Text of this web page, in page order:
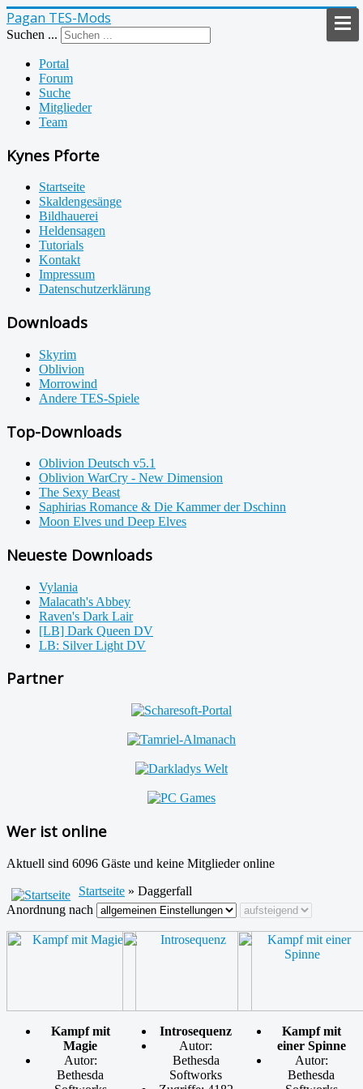
Pagan TES-Mods
Suchen ...
Portal
Forum
Suche
Mitglieder
Team
Kynes Pforte
Startseite
Skaldengesänge
Bildhauerei
Heldensagen
Tutorials
Kontakt
Impressum
Datenschutzerklärung
Downloads
Skyrim
Oblivion
Morrowind
Andere TES-Spiele
Top-Downloads
Oblivion Deutsch v5.1
Oblivion WarCry - New Dimension
The Sexy Beast
Saphirias Romance & Die Kammer der Dschinn
Moon Elves und Deep Elves
Neueste Downloads
Vylania
Malacath's Abbey
Raven's Dark Lair
[LB] Dark Queen DV
LB: Silver Light DV
Partner
Wer ist online
Aktuell sind 6096 Gäste und keine Mitglieder online
Startseite » Daggerfall
Anordnung nach
Kampf mit
Magie
Autor:
Bethesda
Introsequenz
Autor:
Bethesda
Softworks
Kampf mit
einer Spinne
Autor:
Bethesda